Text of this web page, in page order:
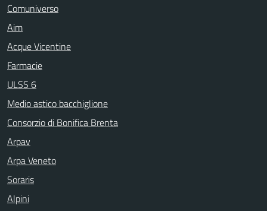
Comuniverso
Aim
Acque Vicentine
Farmacie
ULSS 6
Medio astico bacchiglione
Consorzio di Bonifica Brenta
Arpav
Arpa Veneto
Soraris
Alpini